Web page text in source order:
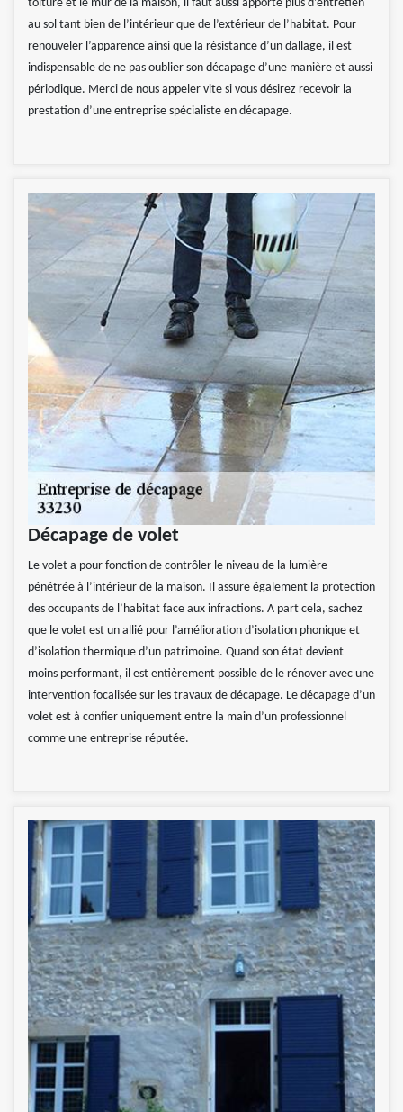
toiture et le mur de la maison, il faut aussi apporte plus d’entretien
au sol tant bien de l’intérieur que de l’extérieur de l’habitat. Pour
renouveler l’apparence ainsi que la résistance d’un dallage, il est
indispensable de ne pas oublier son décapage d’une manière et aussi
périodique. Merci de nous appeler vite si vous désirez recevoir la
prestation d’une entreprise spécialiste en décapage.
Décapage de volet
Le volet a pour fonction de contrôler le niveau de la lumière
pénétrée à l’intérieur de la maison. Il assure également la protection
des occupants de l’habitat face aux infractions. A part cela, sachez
que le volet est un allié pour l’amélioration d’isolation phonique et
d’isolation thermique d’un patrimoine. Quand son état devient
moins performant, il est entièrement possible de le rénover avec une
intervention focalisée sur les travaux de décapage. Le décapage d’un
volet est à confier uniquement entre la main d’un professionnel
comme une entreprise réputée.